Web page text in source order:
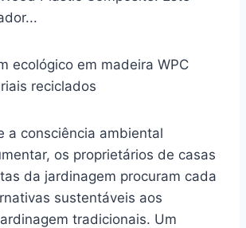
ecológico em madeira WPC
reciclados
a consciência ambiental
os proprietários de casas
da jardinagem procuram cada
sustentáveis aos
tradicionais. Um